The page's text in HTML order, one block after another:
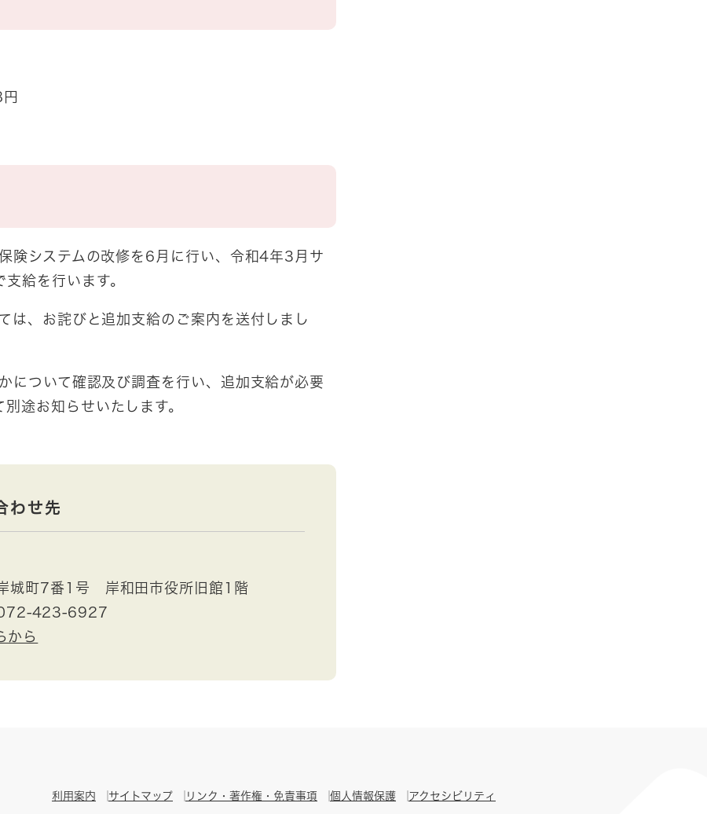
システムの改修を6月に行い、令和4年3月サ
給を行います。
、お詫びと追加支給のご案内を送付しまし
ついて確認及び調査を行い、追加支給が必要
途お知らせいたします。
わせ先
城町7番1号 岸和田市役所旧館1階
423-6927
から
利用案内 サイトマップ リンク・著作権・免責事項 個人情報保護 アクセシビリティ